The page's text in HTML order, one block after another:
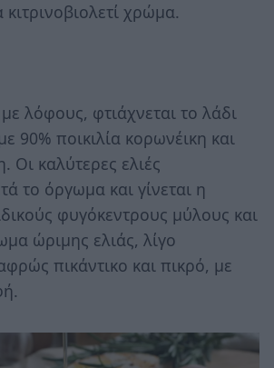
κιτρινοβιολετί χρώμα.
λόφους, φτιάχνεται το λάδι
90% ποικιλία κορωνέικη και
Οι καλύτερες ελιές
το όργωμα και γίνεται η
φυγόκεντρους μύλους και
ώριμης ελιάς, λίγο
πικάντικο και πικρό, με